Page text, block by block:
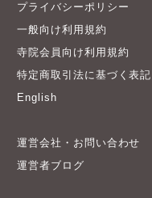
プライバシーポリシー
一般向け利用規約
寺院会員向け利用規約
特定商取引法に基づく表記
English
運営会社・お問い合わせ
運営者ブログ